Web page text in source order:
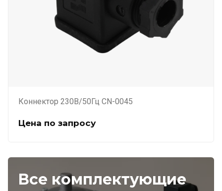
Коннектор 230В/50Гц CN-0045
Цена по запросу
Все комплектующие